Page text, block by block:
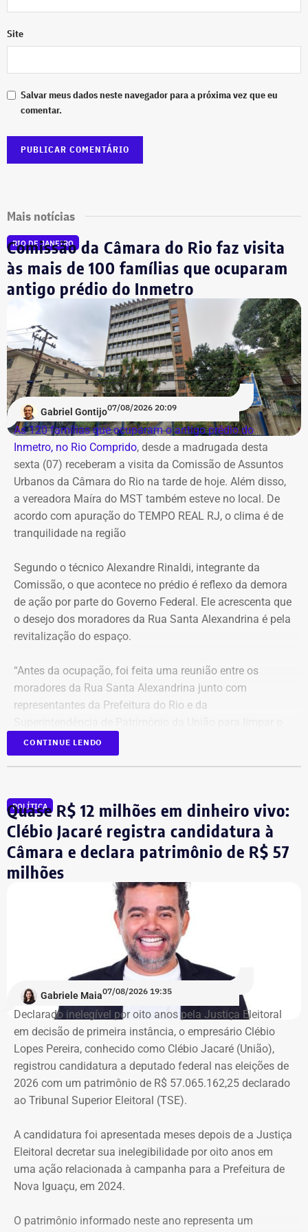
Site
Salvar meus dados neste navegador para a próxima vez que eu
comentar.
Mais notícias
RIO DE JANEIRO
Comissão da Câmara do Rio faz visita
às mais de 100 famílias que ocuparam
antigo prédio do Inmetro
Gabriel Gontijo07/08/2026 20:09
As 120 famílias que ocuparam o antigo prédio do
Inmetro, no Rio Comprido, desde a madrugada desta
sexta (07) receberam a visita da Comissão de Assuntos
Urbanos da Câmara do Rio na tarde de hoje. Além disso,
a vereadora Maíra do MST também esteve no local. De
acordo com apuração do TEMPO REAL RJ, o clima é de
tranquilidade na região
Segundo o técnico Alexandre Rinaldi, integrante da
Comissão, o que acontece no prédio é reflexo da demora
de ação por parte do Governo Federal. Ele acrescenta que
o desejo dos moradores da Rua Santa Alexandrina é pela
revitalização do espaço.
“Antes da ocupação, foi feita uma reunião entre os
moradores da Rua Santa Alexandrina junto com
representantes da Prefeitura do Rio e da
terreno até passar para o Arquivo Nacional. Mas o
Governo Federal demorou tanto para agir que hoje
comentou.
Integrante de movimento afirma que
ocupação aconteceu após quatro
Integrante do Movimento de Luta nos Bairros, Vilas e
Favelas (MLB), dona Enita afirmou que o grupo de
ocupantes chegou ao atual prédio depois de sofrer quatro
“Nós já sofremos quatro despejos. O objetivo da
ocupação é justamente dar ao imóvel uma função social
que atenda as necessidades básicas das famílias. Desde
que eu entrei no MLB nunca faltou comida. Só o que falta
mesmo é um teto, um lar para morar. Queremos fazer
valer um direito constitucional que nunca foi cumprido”
A Central de Movimentos Populares do Rio de Janeiro
(CMPRJ) emitiu nota de apoio e solidariedade e lembrou
que as famílias lutam há anos pelo direito à moradia com
organização e resistência.
“Sabemos que a moradia é a base de tudo. Quando um
CONTINUE LENDO
POLÍTICA
Quase R$ 12 milhões em dinheiro vivo:
Clébio Jacaré registra candidatura à
Câmara e declara patrimônio de R$ 57
milhões
Gabriele Maia07/08/2026 19:35
Declarado inelegível por oito anos pela Justiça Eleitoral
em decisão de primeira instância, o empresário Clébio
Lopes Pereira, conhecido como Clébio Jacaré (União),
registrou candidatura a deputado federal nas eleições de
2026 com um patrimônio de R$ 57.065.162,25 declarado
ao Tribunal Superior Eleitoral (TSE).
A candidatura foi apresentada meses depois de a Justiça
Eleitoral decretar sua inelegibilidade por oito anos em
uma ação relacionada à campanha para a Prefeitura de
Nova Iguaçu, em 2024.
O patrimônio informado neste ano representa um